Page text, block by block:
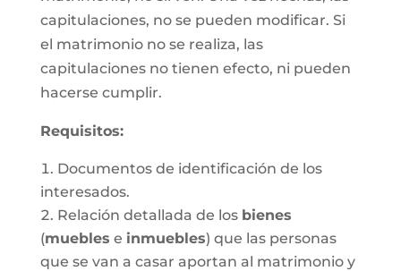
capitulaciones, no se pueden modificar. Si
el matrimonio no se realiza, las
capitulaciones no tienen efecto, ni pueden
hacerse cumplir.
Requisitos:
Documentos de identificación de los
interesados.
Relación detallada de los bienes
(muebles e inmuebles) que las personas
que se van a casar aportan al matrimonio y